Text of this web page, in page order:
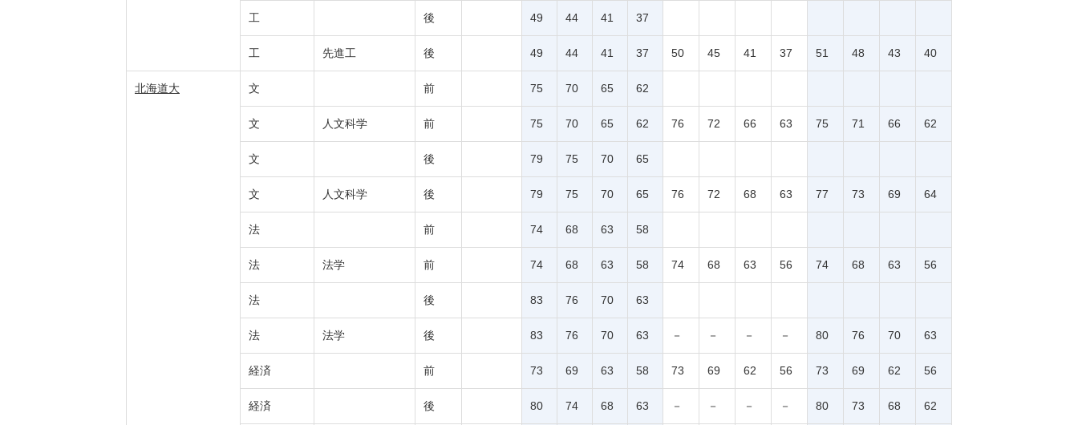
工 後 49 44 41 37
工 先進工 後 49 44 41 37 50 45 41 37 51 48 43 40
北海道大 文 前 75 70 65 62
文 人文科学 前 75 70 65 62 76 72 66 63 75 71 66 62
文 後 79 75 70 65
文 人文科学 後 79 75 70 65 76 72 68 63 77 73 69 64
法 前 74 68 63 58
法 法学 前 74 68 63 58 74 68 63 56 74 68 63 56
法 後 83 76 70 63
法 法学 後 83 76 70 63 － － － － 80 76 70 63
経済 前 73 69 63 58 73 69 62 56 73 69 62 56
経済 後 80 74 68 63 － － － － 80 73 68 62